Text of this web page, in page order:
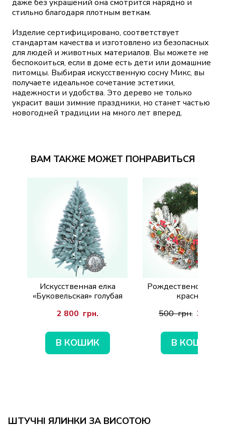
даже без украшений она смотрится нарядно и
стильно благодаря плотным веткам.
Изделие сертифицировано, соответствует
стандартам качества и изготовлено из безопасных
для людей и животных материалов. Вы можете не
беспокоиться, если в доме есть дети или домашние
питомцы. Выбирая искусственную сосну Микс, вы
получаете идеальное сочетание эстетики,
надежности и удобства. Это дерево не только
украсит ваши зимние праздники, но станет частью
новогодней традиции на много лет вперед.
ВАМ ТАКЖЕ МОЖЕТ ПОНРАВИТЬСЯ
Искусственная елка
«Буковельская» голубая
2 800  грн.
В КОШИК
Рождественский
красный
500  грн. 399
В КОШИК
ШТУЧНІ ЯЛИНКИ ЗА ВИСОТОЮ